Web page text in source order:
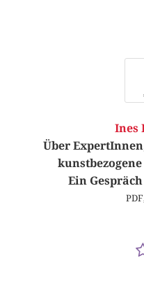
Ines
Über
Ein